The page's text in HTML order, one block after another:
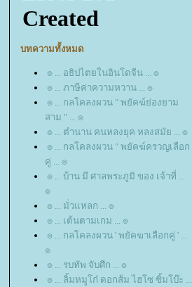
บทความทั้งหมด
๏ ... อธิปไตยในอินโดจีน ... ๏
๏ ... ภาษีค่าความหวาน ... ๏
๏ ... กลโคลงผวน " พยัคฆ์ย่องยาม
สาม " ... ๏
๏ ... ตำนาน คนหลงยุค หลงสมัย ... ๏
๏ ... กลโคลงผวน " พยัคฆ์ครวญเลือก
คู่ ... ๏
๏ ... บ้าน มี ศาลพระภูมิ ของ เจ้าที่ ...
๏
๏ ... มั่วแหลก ... ๏
๏ ... เต้นตามเกม ... ๏
๏ ... กลโคลงผวน ' พยัคฆาเลือกคู่ ' ...
๏
๏ ... รบทัพ จับศีก ... ๏
๏ ... ลิ้มหมูโก๋ ดอกส้ม ไฮโซ ซิ้มโบ๊ะ ...